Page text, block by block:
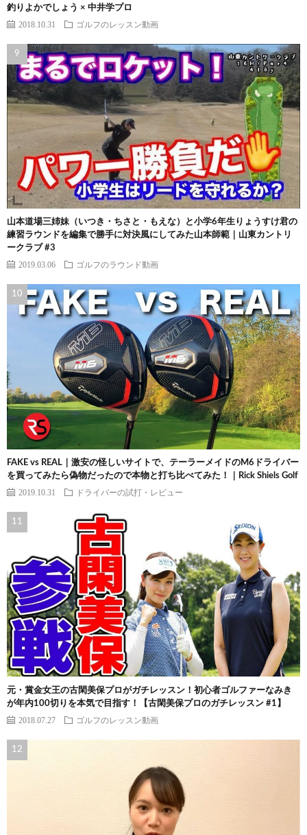
釣りよかでしょう × 中井学プロ
2018.10.31 ゴルフのレッスン動画
山本道場三姉妹（いつき・ちさと・もえな）と小学6年生りょうすけ君の
練習ラウンドを編集で勝手に対決風にしてみた山本師範｜山東カントリ
ークラブ #3
2019.03.06 ゴルフのラウンド動画
FAKE vs REAL｜激安の怪しいサイトで、テーラーメイドのM6ドライバー
を買ってみたら偽物だったので本物と打ち比べてみた！｜Rick Shiels Golf
2019.10.31 ドライバーの試打・レビュー
元・賞金女王の古閑美保プロがガチレッスン！初心者ゴルファーなみき
が年内100切りを本気で目指す！【古閑美保プロのガチレッスン #1】
2018.07.27 ゴルフのレッスン動画